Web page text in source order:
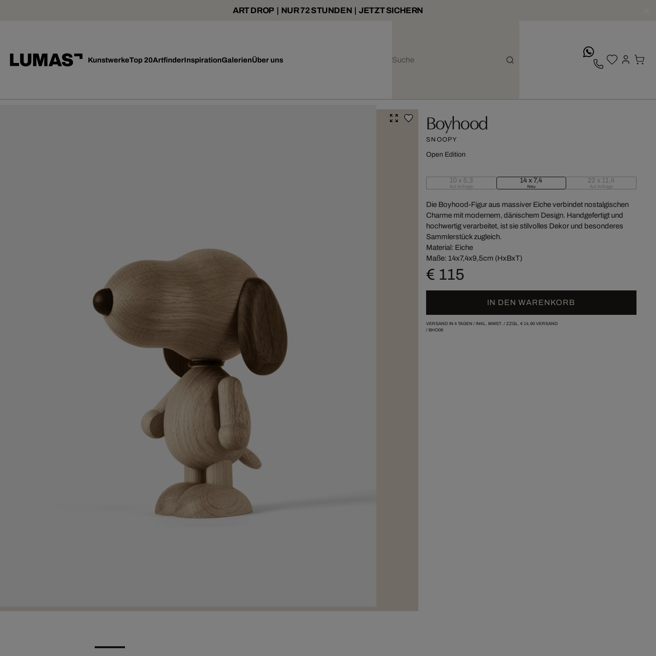
ART DROP | NUR 72 STUNDEN | JETZT SICHERN
KunstwerkeTop 20ArtfinderInspirationGalerienÜber uns
Boyhood
SNOOPY
Open Edition
10 x 5,3
Auf Anfrage
14 x 7,4
Neu
22 x 11,4
Auf Anfrage
Die Boyhood-Figur aus massiver Eiche verbindet nostalgischen
Charme mit modernem, dänischem Design. Handgefertigt und
hochwertig verarbeitet, ist sie stilvolles Dekor und besonderes
Sammlerstück zugleich.
Material: Eiche
Maße: 14x7,4x9,5cm (HxBxT)
€ 115
IN DEN WARENKORB
VERSAND IN 4 TAGEN / INKL. MWST. / ZZGL. € 14,90VERSAND
/ BHO06